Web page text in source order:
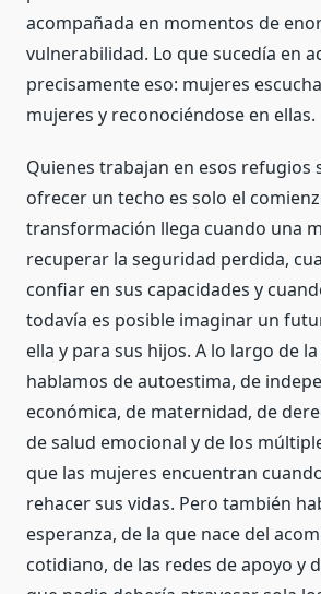
acompañada en momentos de
vulnerabilidad. Lo que sucedía en
precisamente eso: mujeres
mujeres y reconociéndose en ellas.
Quienes trabajan en esos refugios
ofrecer un techo es solo el
transformación llega cuando una
recuperar la seguridad perdida,
confiar en sus capacidades y
todavía es posible imaginar un
ella y para sus hijos. A lo largo de
hablamos de autoestima, de
económica, de maternidad, de
de salud emocional y de los
que las mujeres encuentran
rehacer sus vidas. Pero también
esperanza, de la que nace del
cotidiano, de las redes de apoyo y